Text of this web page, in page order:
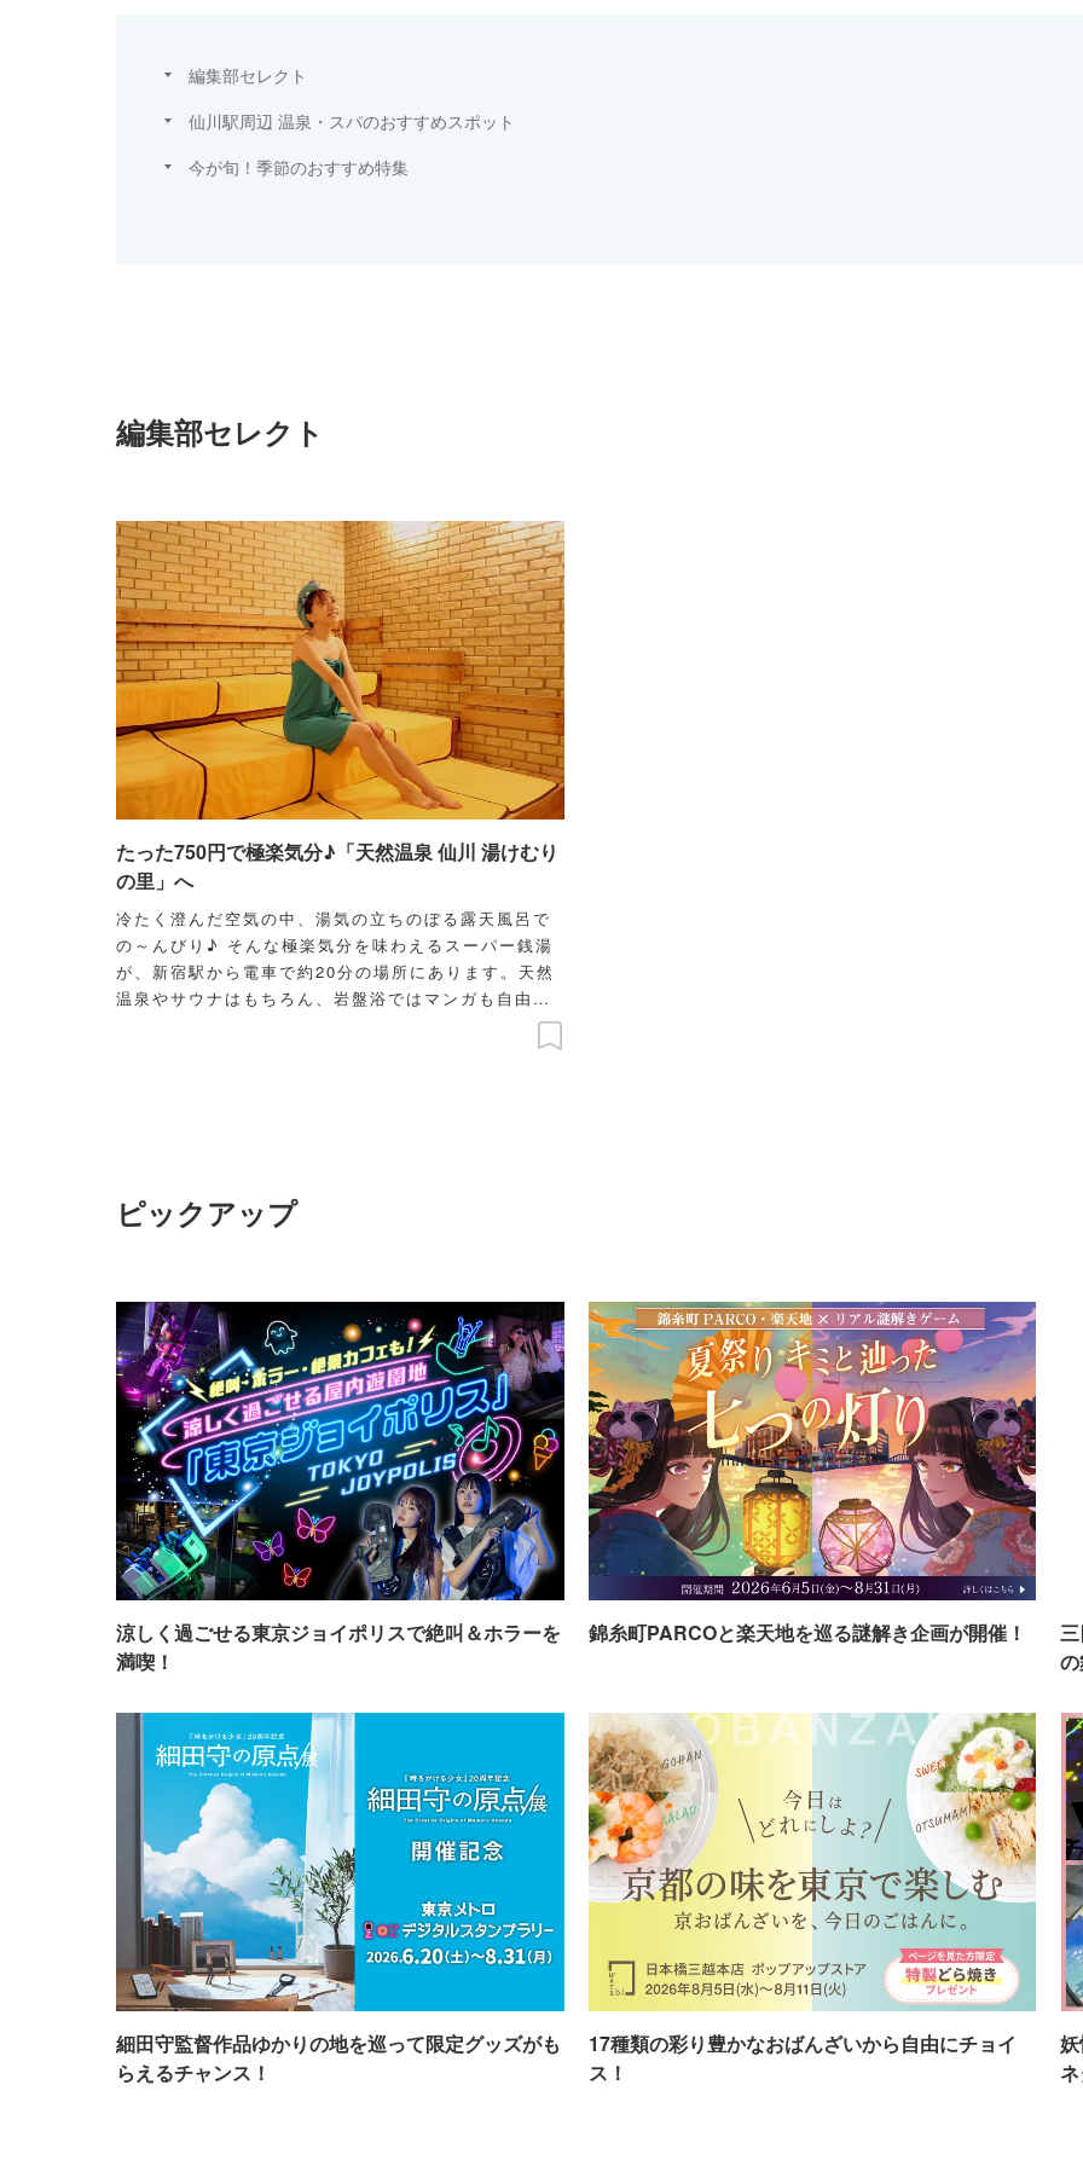
編集部セレクト
仙川駅周辺 温泉・スパのおすすめスポット
今が旬！季節のおすすめ特集
編集部セレクト
たった750円で極楽気分♪「天然温泉 仙川 湯けむり
の里」へ
冷たく澄んだ空気の中、湯気の立ちのぼる露天風呂で
の～んびり♪ そんな極楽気分を味わえるスーパー銭湯
が、新宿駅から電車で約20分の場所にあります。天然
温泉やサウナはもちろん、岩盤浴ではマンガも自由に
楽しめ、深夜2時までくつろぎ放題なのだとか。そんな
楽園のようなスポットの魅力を、モデルで銭湯ツウの
ピックアップ
涼しく過ごせる東京ジョイポリスで絶叫＆ホラーを
満喫！
錦糸町PARCOと楽天地を巡る謎解き企画が開催！
細田守監督作品ゆかりの地を巡って限定グッズがも
らえるチャンス！
17種類の彩り豊かなおばんざいから自由にチョイ
ス！